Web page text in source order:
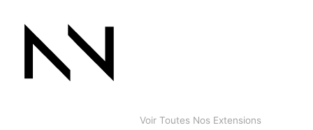
Voir Toutes Nos Extensions